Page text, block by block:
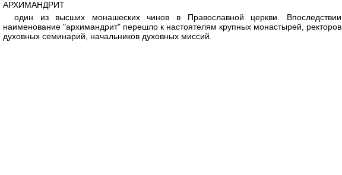
Перейти к основному содержанию
АРХИМАНДРИТ
один из высших монашеских чинов в Православной церкви. Впоследствии
наименование "архимандрит" перешло к настоятелям крупных монастырей, ректоров
духовных семинарий, начальников духовных миссий.